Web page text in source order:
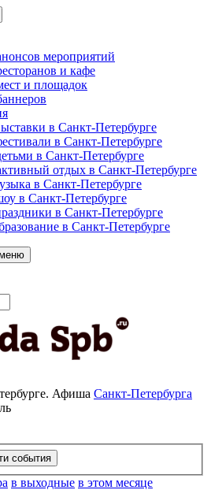
мероприятий
и кафе
и площадок
в Санкт-Петербурге
в Санкт-Петербурге
в Санкт-Петербурге
отдых в Санкт-Петербурге
в Санкт-Петербурге
в Санкт-Петербурге
в Санкт-Петербурге
в Санкт-Петербурге
Афиша Санкт-Петербурга
в выходные в этом месяце